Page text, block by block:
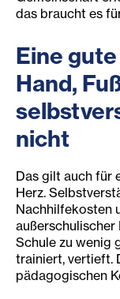
das braucht es
Eine
Hand,
nicht
Das gilt auch für
Herz.
Nachhilfekosten
Schule zu wenig
trainiert, vertieft.
pädagogischen